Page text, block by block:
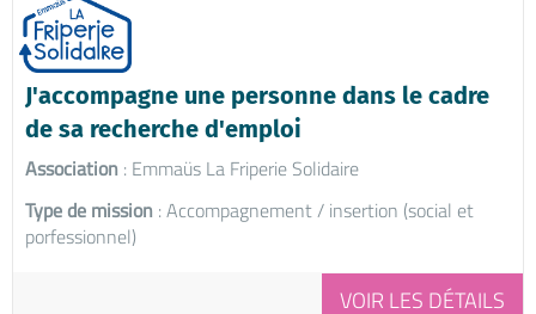
J'accompagne une personne dans le cadre
de sa recherche d'emploi
Association : Emmaüs La Friperie Solidaire
Type de mission : Accompagnement / insertion (social et
porfessionnel)
VOIR LES DÉTAILS